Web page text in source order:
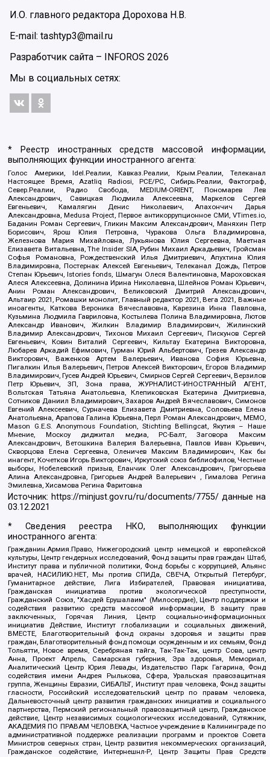
И.О. главного редактора Дорохова Н.В.
E-mail: tashtyp3@mail.ru
Разработчик сайта – INFOROS 2026
Мы в социальных сетях:
* Реестр иностранных средств массовой информации,
выполняющих функции иностранного агента:
Голос Америки, Idel.Реалии, Кавказ.Реалии, Крым.Реалии, Телеканал
Настоящее Время, Azatliq Radiosi, PCE/PC, Сибирь.Реалии, Фактограф,
Север.Реалии, Радио Свобода, MEDIUM-ORIENT, Пономарев Лев
Александрович, Савицкая Людмила Алексеевна, Маркелов Сергей
Евгеньевич, Камалягин Денис Николаевич, Апахончич Дарья
Александровна, Medusa Project, Первое антикоррупционное СМИ, VTimes.io,
Баданин Роман Сергеевич, Гликин Максим Александрович, Маняхин Петр
Борисович, Ярош Юлия Петровна, Чуракова Ольга Владимировна,
Железнова Мария Михайловна, Лукьянова Юлия Сергеевна, Маетная
Елизавета Витальевна, The Insider SIA, Рубин Михаил Аркадьевич, Гройсман
Софья Романовна, Рождественский Илья Дмитриевич, Апухтина Юлия
Владимировна, Постернак Алексей Евгеньевич, Телеканал Дождь, Петров
Степан Юрьевич, Istories fonds, Шмагун Олеся Валентиновна, Мароховская
Алеся Алексеевна, Долинина Ирина Николаевна, Шлейнов Роман Юрьевич,
Анин Роман Александрович, Великовский Дмитрий Александрович,
Альтаир 2021, Ромашки монолит, Главный редактор 2021, Вега 2021, Важные
иноагенты, Каткова Вероника Вячеславовна, Карезина Инна Павловна,
Кузьмина Людмила Гавриловна, Костылева Полина Владимировна, Лютов
Александр Иванович, Жилкин Владимир Владимирович, Жилинский
Владимир Александрович, Тихонов Михаил Сергеевич, Пискунов Сергей
Евгеньевич, Ковин Виталий Сергеевич, Кильтау Екатерина Викторовна,
Любарев Аркадий Ефимович, Гурман Юрий Альбертович, Грезев Александр
Викторович, Важенков Артем Валерьевич, Иванова София Юрьевна,
Пигалкин Илья Валерьевич, Петров Алексей Викторович, Егоров Владимир
Владимирович, Гусев Андрей Юрьевич, Смирнов Сергей Сергеевич, Верзилов
Петр Юрьевич, ЗП, Зона права, ЖУРНАЛИСТ-ИНОСТРАННЫЙ АГЕНТ,
Вольтская Татьяна Анатольевна, Клепиковская Екатерина Дмитриевна,
Сотников Даниил Владимирович, Захаров Андрей Вячеславович, Симонов
Евгений Алексеевич, Сурначева Елизавета Дмитриевна, Соловьева Елена
Анатольевна, Арапова Галина Юрьевна, Перл Роман Александрович, МЕМО,
Mason G.E.S. Anonymous Foundation, Stichting Bellingcat, Якутия – Наше
Мнение, Москоу диджитал медиа, РС-Балт, Заговора Максим
Александрович, Ветошкина Валерия Валерьевна, Павлов Иван Юрьевич,
Скворцова Елена Сергеевна, Оленичев Максим Владимирович, Как бы
инагент, Кочетков Игорь Викторович, Иркутский союз библиофилов, Честные
выборы, Нобелевский призыв, Еланчик Олег Александрович, Григорьева
Алина Александровна, Григорьев Андрей Валерьевич , Гималова Регина
Эмилевна, Хисамова Регина Фаритовна
Источник: https://minjust.gov.ru/ru/documents/7755/ данные на
03.12.2021
* Сведения реестра НКО, выполняющих функции
иностранного агента:
Гражданин.Армия.Право, Нижегородский центр немецкой и европейской
культуры, Центр гендерных исследований, Фонд защиты прав граждан Штаб,
Институт права и публичной политики, Фонд борьбы с коррупцией, Альянс
врачей, НАСИЛИЮ.НЕТ, Мы против СПИДа, СВЕЧА, Открытый Петербург,
Гуманитарное действие, Лига Избирателей, Правовая инициатива,
Гражданская инициатива против экологической преступности,
Гражданский Союз, "Хасдей Ерушалаим" (Милосердие), Центр поддержки и
содействия развитию средств массовой информации, В защиту прав
заключенных, Горячая Линия, Центр социально-информационных
инициатив Действие, Институт глобализации и социальных движений,
ВМЕСТЕ, Благотворительный фонд охраны здоровья и защиты прав
граждан, Благотворительный фонд помощи осужденным и их семьям, Фонд
Тольятти, Новое время, Серебряная тайга, Так-Так-Так, центр Сова, центр
Анна, Проект Апрель, Самарская губерния, Эра здоровья, Мемориал,
Аналитический Центр Юрия Левады, Издательство Парк Гагарина, Фонд
содействия имени Андрея Рылькова, Сфера, Уральская правозащитная
группа, Женщины Евразии, СИБАЛЬТ, Институт прав человека, Фонд защиты
гласности, Российский исследовательский центр по правам человека,
Дальневосточный центр развития гражданских инициатив и социального
партнерства, Пермский региональный правозащитный центр, Гражданское
действие, Центр независимых социологических исследований, Сутяжник,
АКАДЕМИЯ ПО ПРАВАМ ЧЕЛОВЕКА, Частное учреждение в Калининграде по
административной поддержке реализации программ и проектов Совета
Министров северных стран, Центр развития некоммерческих организаций,
Гражданское содействие, Интернешнл-Р, Центр Защиты Прав Средств